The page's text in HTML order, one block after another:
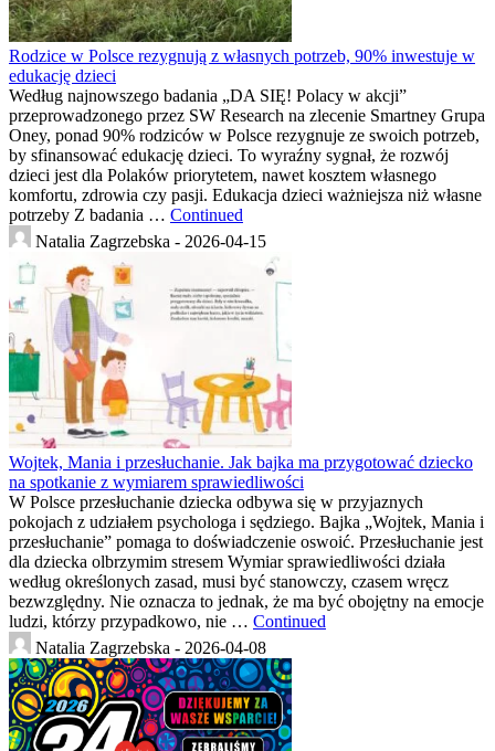
Rodzice w Polsce rezygnują z własnych potrzeb, 90% inwestuje w
edukację dzieci
Według najnowszego badania „DA SIĘ! Polacy w akcji”
przeprowadzonego przez SW Research na zlecenie Smartney Grupa
Oney, ponad 90% rodziców w Polsce rezygnuje ze swoich potrzeb,
by sfinansować edukację dzieci. To wyraźny sygnał, że rozwój
dzieci jest dla Polaków priorytetem, nawet kosztem własnego
komfortu, zdrowia czy pasji. Edukacja dzieci ważniejsza niż własne
potrzeby Z badania … Continued
Natalia Zagrzebska - 2026-04-15
Wojtek, Mania i przesłuchanie. Jak bajka ma przygotować dziecko
na spotkanie z wymiarem sprawiedliwości
W Polsce przesłuchanie dziecka odbywa się w przyjaznych
pokojach z udziałem psychologa i sędziego. Bajka „Wojtek, Mania i
przesłuchanie” pomaga to doświadczenie oswoić. Przesłuchanie jest
dla dziecka olbrzymim stresem Wymiar sprawiedliwości działa
według określonych zasad, musi być stanowczy, czasem wręcz
bezwzględny. Nie oznacza to jednak, że ma być obojętny na emocje
ludzi, którzy przypadkowo, nie … Continued
Natalia Zagrzebska - 2026-04-08